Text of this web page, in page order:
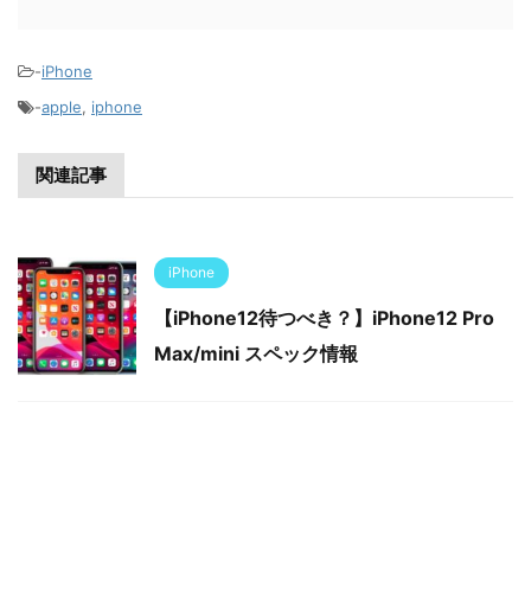
-iPhone
-apple, iphone
関連記事
iPhone
【iPhone12待つべき？】iPhone12 Pro
Max/mini スペック情報